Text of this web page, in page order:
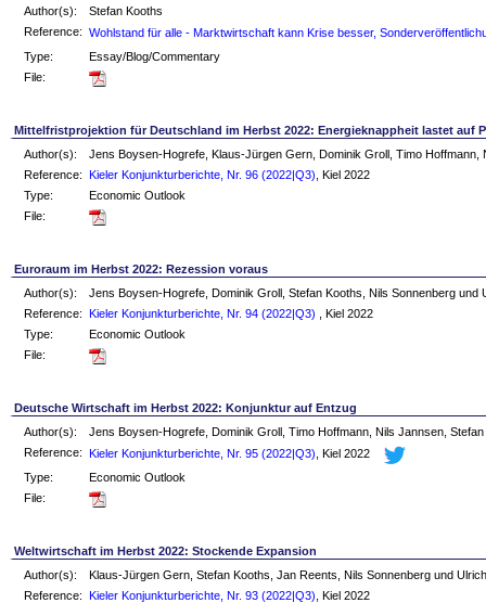
Author(s):
Stefan Kooths
Reference:
Wohlstand für alle - Marktwirtschaft kann Krise besser,
Type:
Essay/Blog/Commentary
File:
Mittelfristprojektion für Deutschland im Herbst 2022: Energieknappheit lastet auf
Author(s):
Jens Boysen-Hogrefe, Klaus-Jürgen Gern, Dominik Groll, Timo
Reference:
Kieler Konjunkturberichte, Nr. 96 (2022|Q3) , Kiel 2022
Type:
Economic Outlook
File:
Euroraum im Herbst 2022: Rezession voraus
Author(s):
Jens Boysen-Hogrefe, Dominik Groll, Stefan Kooths, Nils Sonnenberg und
Reference:
Kieler Konjunkturberichte, Nr. 94 (2022|Q3)
, Kiel 2022
Type:
Economic Outlook
File:
Deutsche Wirtschaft im Herbst 2022: Konjunktur auf Entzug
Author(s):
Jens Boysen-Hogrefe, Dominik Groll, Timo Hoffmann, Nils Jannsen,
Reference:
Kieler Konjunkturberichte, Nr. 95 (2022|Q3) , Kiel 2022
Type:
Economic Outlook
File:
Weltwirtschaft im Herbst 2022: Stockende Expansion
Author(s):
Klaus-Jürgen Gern, Stefan Kooths, Jan Reents, Nils Sonnenberg und
Reference:
Kieler Konjunkturberichte, Nr. 93 (2022|Q3) , Kiel 2022